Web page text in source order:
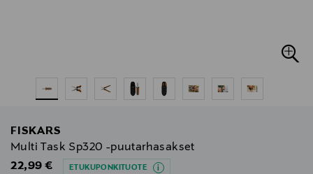
FISKARS
Multi Task Sp320 -puutarhasakset
Original Price
22,99 € ETUKUPONKITUOTE